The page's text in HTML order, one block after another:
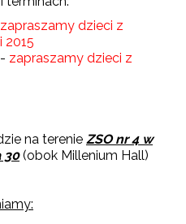
zapraszamy dzieci z
2015
- zapraszamy dzieci z
na terenie ZSO nr 4 w
30(obok Millenium Hall)